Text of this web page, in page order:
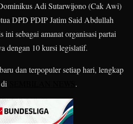
Adi Sutarwijono (Cak Awi)
DPD PDIP Jatim Said Abdullah
ini sebagai amanat organisasi partai
dengan 10 kursi legislatif.
dan terpopuler setiap hari, lengkap
.